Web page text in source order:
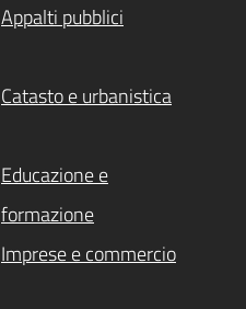
Appalti pubblici
Catasto e urbanistica
Educazione e
formazione
Imprese e commercio